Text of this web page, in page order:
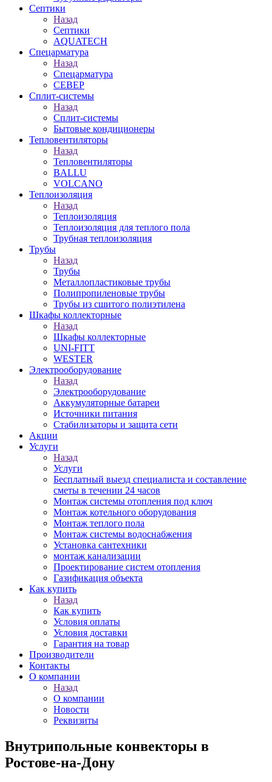
Септики
Назад
Септики
AQUATECH
Спецарматура
Назад
Спецарматура
СЕВЕР
Сплит-системы
Назад
Сплит-системы
Бытовые кондиционеры
Тепловентиляторы
Назад
Тепловентиляторы
BALLU
VOLCANO
Теплоизоляция
Назад
Теплоизоляция
Теплоизоляция для теплого пола
Трубная теплоизоляция
Трубы
Назад
Трубы
Металлопластиковые трубы
Полипропиленовые трубы
Трубы из сшитого полиэтилена
Шкафы коллекторные
Назад
Шкафы коллекторные
UNI-FITT
WESTER
Электрооборудование
Назад
Электрооборудование
Аккумуляторные батареи
Источники питания
Стабилизаторы и защита сети
Акции
Услуги
Назад
Услуги
Бесплатный выезд специалиста и составление
сметы в течении 24 часов
Монтаж системы отопления под ключ
Монтаж котельного оборудования
Монтаж теплого пола
Монтаж системы водоснабжения
Установка сантехники
монтаж канализации
Проектирование систем отопления
Газификация объекта
Как купить
Назад
Как купить
Условия оплаты
Условия доставки
Гарантия на товар
Производители
Контакты
О компании
Назад
О компании
Новости
Реквизиты
Внутрипольные конвекторы в
Ростове-на-Дону